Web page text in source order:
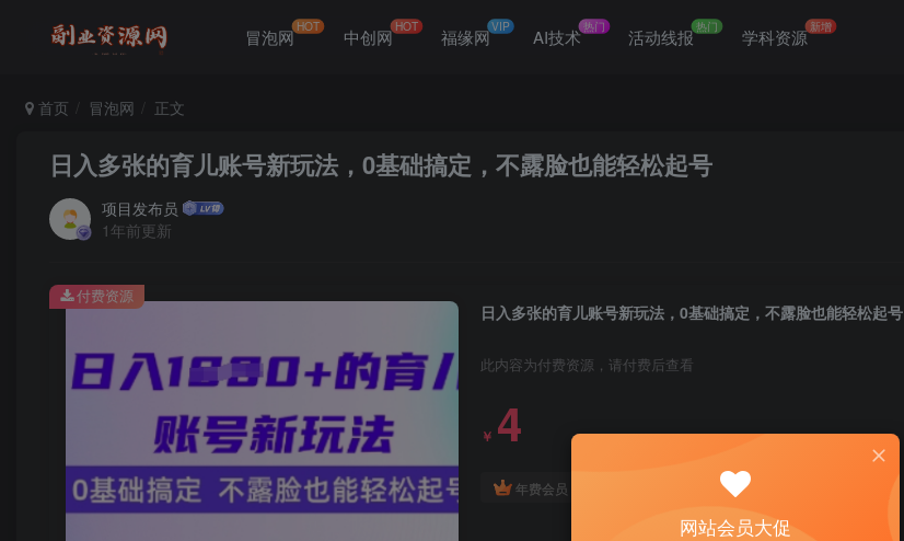
冒泡网 HOT 中创网 HOT 福缘网VIP AI技术热门 活动线报热门 学科资源 新增
首页 冒泡网 正文
日入多张的育儿账号新玩法，0基础搞定，不露脸也能轻松起号
项目发布员
1年前更新
日入多张的育儿账号新玩法，0基础搞定，不露脸也能轻松起号
此内容为付费资源，请付费后查看
￥ 4
年费会员 免费
付费资源
网站会员大促